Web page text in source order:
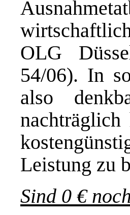
OLG
54/06). In
also
nachträglich
Leistung zu
Sind 0 €